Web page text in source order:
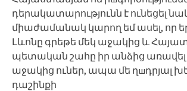
դերակատարությունն է ունեցել
միաժամանակ կարող եմ ասել, որ
Լևոնը գրեթե մեկ աջակից և
պետական շահը իր անձից
աջակից ուներ, ապա մե ղшդրյալ
դաշինքի